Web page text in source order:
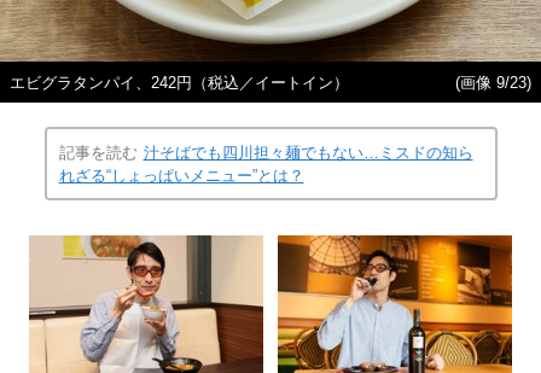
エビグラタンパイ、242円（税込／イートイン） (画像 9/23)
記事を読む 汁そばでも四川担々麺でもない…ミスドの知ら
れざる“しょっぱいメニュー”とは？